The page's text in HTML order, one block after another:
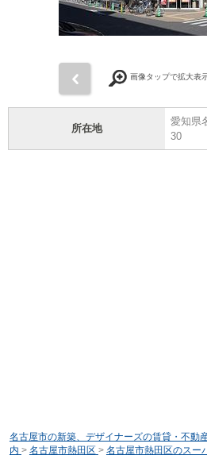
画像タップで拡大表
所在地
愛知県
30
名古屋市の新築、デザイナーズの賃貸・不動
内 > 名古屋市熱田区 > 名古屋市熱田区のスー